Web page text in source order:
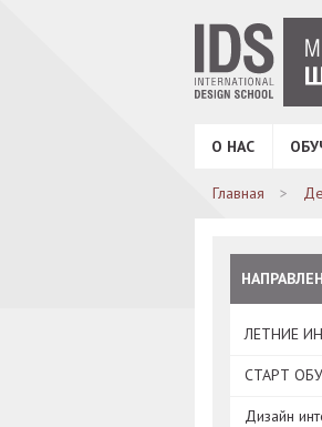
О НАС
Главная
ЛЕТНИЕ
СТАРТ
Дизайн